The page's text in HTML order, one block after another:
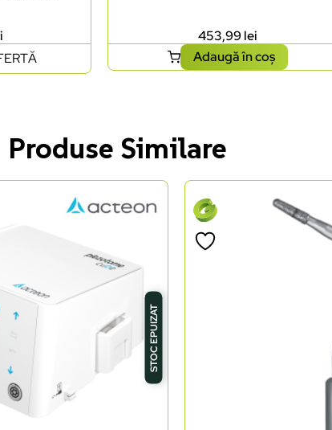
453,99lei
Adaugă în coș
Produse Similare
STOC EPUIZAT